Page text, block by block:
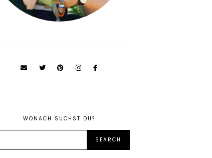
WONACH SUCHST DU?